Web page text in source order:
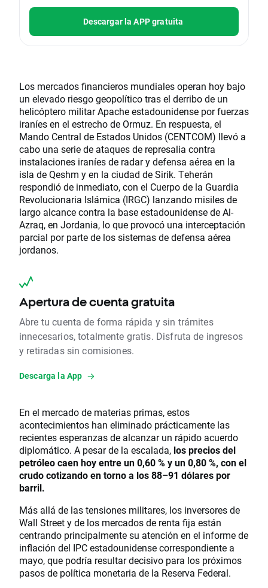
Descargar la APP gratuita
Los mercados financieros mundiales operan hoy bajo
un elevado riesgo geopolítico tras el derribo de un
helicóptero militar Apache estadounidense por fuerzas
iraníes en el estrecho de Ormuz. En respuesta, el
Mando Central de Estados Unidos (CENTCOM) llevó a
cabo una serie de ataques de represalia contra
instalaciones iraníes de radar y defensa aérea en la
isla de Qeshm y en la ciudad de Sirik. Teherán
respondió de inmediato, con el Cuerpo de la Guardia
Revolucionaria Islámica (IRGC) lanzando misiles de
largo alcance contra la base estadounidense de Al-
Azraq, en Jordania, lo que provocó una interceptación
parcial por parte de los sistemas de defensa aérea
jordanos.
Apertura de cuenta gratuita
Abre tu cuenta de forma rápida y sin trámites
innecesarios, totalmente gratis. Disfruta de ingresos
y retiradas sin comisiones.
Descarga la App
En el mercado de materias primas, estos
acontecimientos han eliminado prácticamente las
recientes esperanzas de alcanzar un rápido acuerdo
diplomático. A pesar de la escalada, los precios del
petróleo caen hoy entre un 0,60 % y un 0,80 %, con el
crudo cotizando en torno a los 88–91 dólares por
barril.
Más allá de las tensiones militares, los inversores de
Wall Street y de los mercados de renta fija están
centrando principalmente su atención en el informe de
inflación del IPC estadounidense correspondiente a
mayo, que podría resultar decisivo para los próximos
pasos de política monetaria de la Reserva Federal.